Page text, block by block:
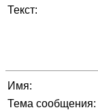
Текст:
Имя:
Тема сообщения: